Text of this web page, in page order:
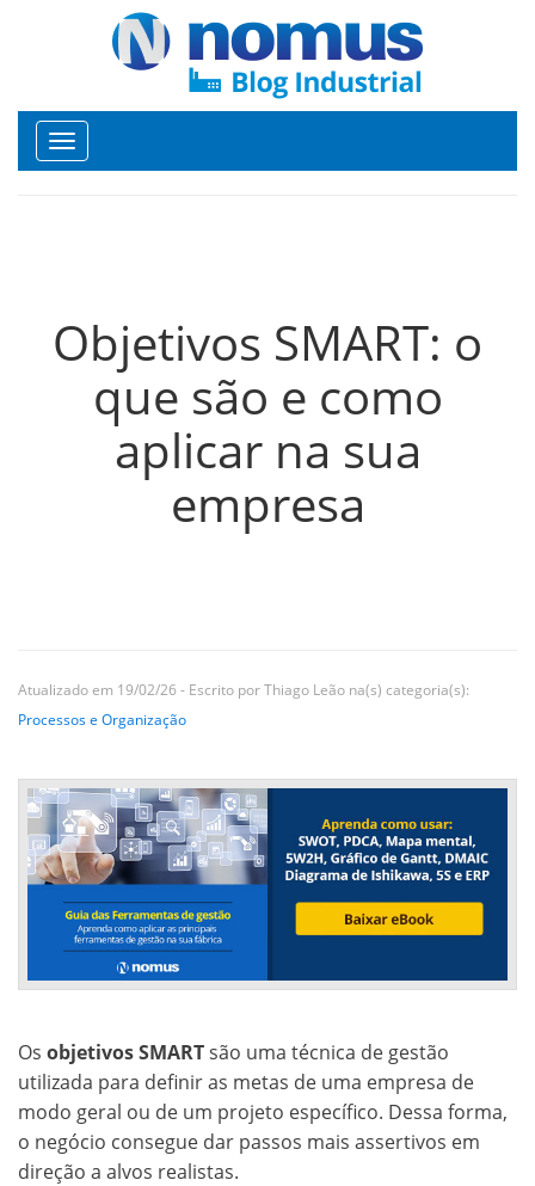
Toggle
navigation
Objetivos SMART: o
que são e como
aplicar na sua
empresa
Atualizado em 19/02/26 - Escrito por Thiago Leão na(s) categoria(s):
Processos e Organização
Os objetivos SMARTsão uma técnica de gestão
utilizada para definir as metas de uma empresa de
modo geral ou de um projeto específico. Dessa forma,
o negócio consegue dar passos mais assertivos em
direção a alvos realistas.